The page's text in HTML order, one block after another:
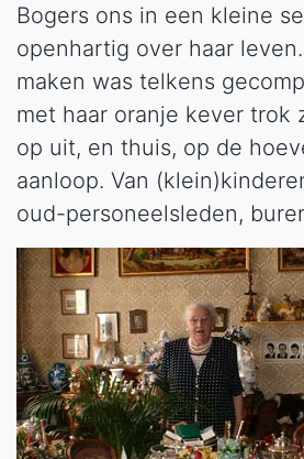
Bogers ons in een kleine
openhartig over haar
maken was telkens
met haar oranje kever trok
op uit, en thuis, op de
aanloop. Van
oud-personeelsleden,